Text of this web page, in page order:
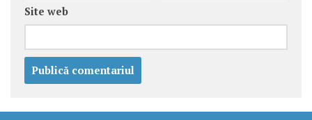
Site web